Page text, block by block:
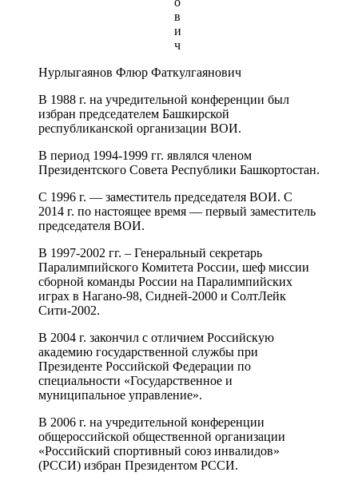
в
и
ч
Нурлыгаянов Флюр Фаткулгаянович
В 1988 г. на учредительной конференции был
избран председателем Башкирской
республиканской организации ВОИ.
В период 1994-1999 гг. являлся членом
Президентского Совета Республики Башкортостан.
С 1996 г. — заместитель председателя ВОИ. С
2014 г. по настоящее время — первый заместитель
председателя ВОИ.
В 1997-2002 гг. – Генеральный секретарь
Паралимпийского Комитета России, шеф миссии
сборной команды России на Паралимпийских
играх в Нагано-98, Сидней-2000 и СолтЛейк
Сити-2002.
В 2004 г. закончил с отличием Российскую
академию государственной службы при
Президенте Российской Федерации по
специальности «Государственное и
муниципальное управление».
В 2006 г. на учредительной конференции
общероссийской общественной организации
«Российский спортивный союз инвалидов»
(РССИ) избран Президентом РССИ.